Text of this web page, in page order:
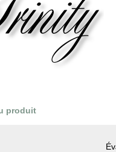
produit